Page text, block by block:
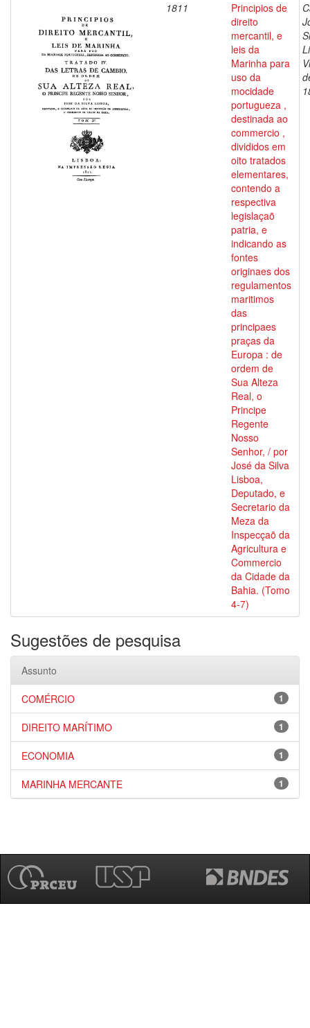
1811
Principios de
direito
mercantil, e
leis da
Marinha para
uso da
mocidade
portugueza ,
destinada ao
commercio ,
divididos em
oito tratados
elementares,
contendo a
respectiva
legislaçaõ
patria, e
indicando as
fontes
originaes dos
regulamentos
maritimos
das
principaes
praças da
Europa : de
ordem de
Sua Alteza
Real, o
Principe
Regente
Nosso
Senhor, / por
José da Silva
Lisboa,
Deputado, e
Secretario da
Meza da
Inspecçaõ da
Agricultura e
Commercio
da Cidade da
Bahia. (Tomo
4-7)
Sugestões de pesquisa
Assunto
1
COMÉRCIO
1
DIREITO MARÍTIMO
1
ECONOMIA
1
MARINHA MERCANTE